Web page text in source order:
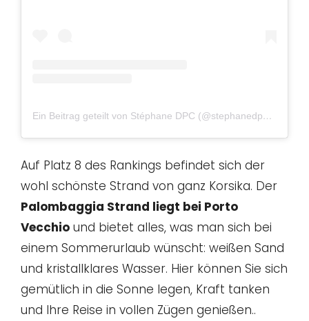
Ein Beitrag geteilt von Stéphane DPC (@stephanedpc)
Auf Platz 8 des Rankings befindet sich der
wohl schönste Strand von ganz Korsika. Der
Palombaggia Strand liegt bei Porto
Vecchio und bietet alles, was man sich bei
einem Sommerurlaub wünscht: weißen Sand
und kristallklares Wasser. Hier können Sie sich
gemütlich in die Sonne legen, Kraft tanken
und Ihre Reise in vollen Zügen genießen..